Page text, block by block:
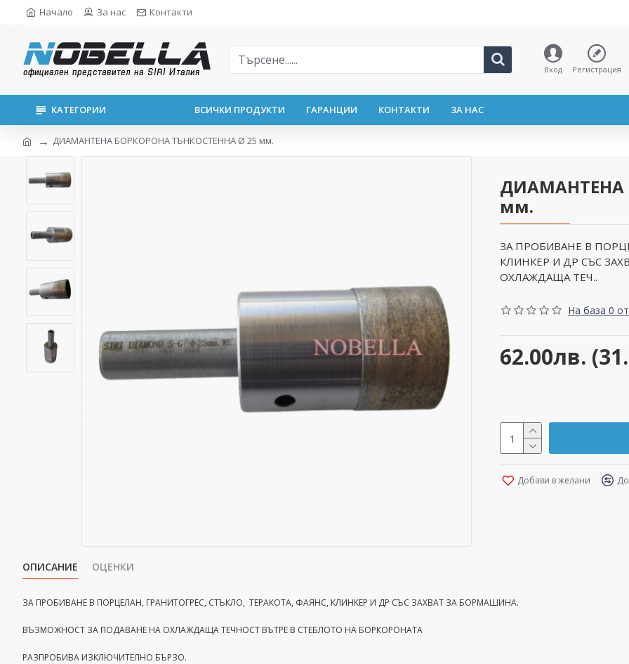
Начало За нас Контакти
Вход Регистрация
КАТЕГОРИИ ВСИЧКИ ПРОДУКТИ ГАРАНЦИИ КОНТАКТИ ЗА НАС
ДИАМАНТЕНА БОРКОРОНА ТЪНКОСТЕННА Ø 25 мм.
ДИАМАНТЕНА
мм.
ЗА ПРОБИВАНЕ В
КЛИНКЕР И ДР СЪС
ОХЛАЖДАЩА ТЕЧ..
На база 0
62.00лв.
Добави в желани
ОПИСАНИЕ ОЦЕНКИ
ЗА ПРОБИВАНЕ В ПОРЦЕЛАН, ГРАНИТОГРЕС, СТЪКЛО, ТЕРАКОТА, ФАЯНС, КЛИНКЕР И ДР СЪС ЗАХВАТ ЗА БОРМАШИНА.
ВЪЗМОЖНОСТ ЗА ПОДАВАНЕ НА ОХЛАЖДАЩА ТЕЧНОСТ ВЪТРЕ В СТЕБЛОТО НА БОРКОРОНАТА
РАЗПРОБИВА ИЗКЛЮЧИТЕЛНО БЪРЗО.